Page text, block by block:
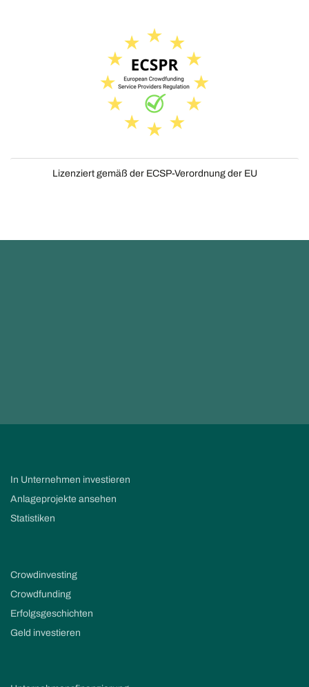
Lizenziert gemäß der ECSP-Verordnung der EU
In Unternehmen investieren
Anlageprojekte ansehen
Statistiken
Crowdinvesting
Crowdfunding
Erfolgsgeschichten
Geld investieren